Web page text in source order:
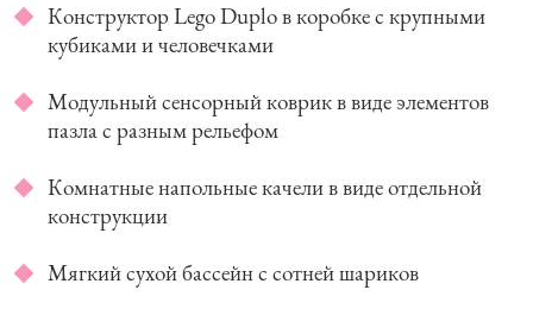
Конструктор Lego Duplo в коробке с крупными
кубиками и человечками
Модульный сенсорный коврик в виде элементов
пазла с разным рельефом
Комнатные напольные качели в виде отдельной
конструкции
Мягкий сухой бассейн с сотней шариков